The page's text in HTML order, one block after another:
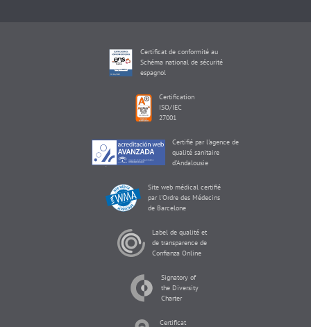
Certificat de conformité au
Schéma national de sécurité
espagnol
Certification
ISO/IEC
27001
Certifié par l'agence de
qualité sanitaire
d'Andalousie
Site web médical certifié
par l'Ordre des Médecins
de Barcelone
Label de qualité et
de transparence de
Confianza Online
Signatory of
the Diversity
Charter
Certificat